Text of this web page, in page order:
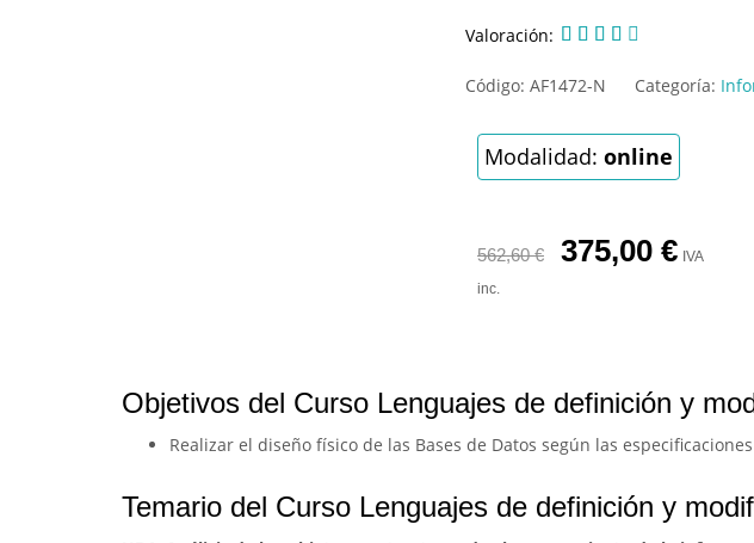
Valoración:     
Código: AF1472-N Categoría:
Modalidad: online
562,60€ 375,00 € IVA
inc.
Objetivos del Curso Lenguajes de definición y
Realizar el diseño físico de las Bases de Datos según las
Temario del Curso Lenguajes de definición y